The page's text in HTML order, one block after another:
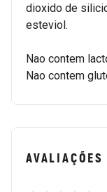
dioxido de
esteviol.
Nao contem
Nao contem
AVALIAÇÕES